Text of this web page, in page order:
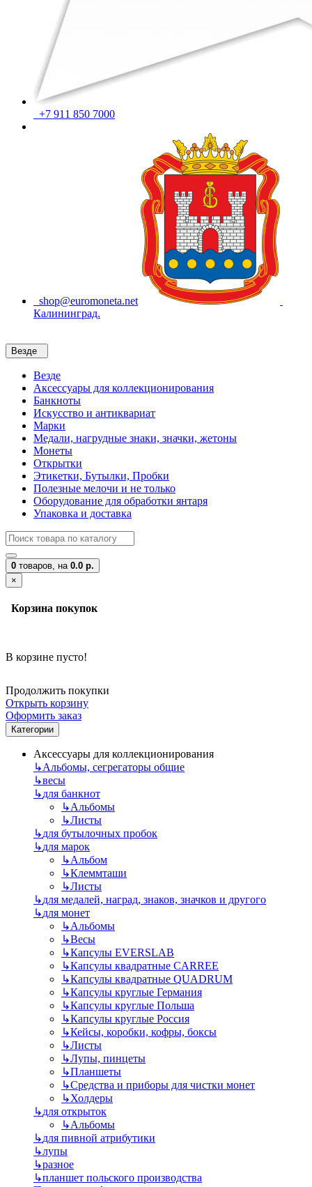
+7 911 850 7000
shop@euromoneta.net
Калининград.
Везде
Везде
Аксессуары для коллекционирования
Банкноты
Искусство и антиквариат
Марки
Медали, нагрудные знаки, значки, жетоны
Монеты
Открытки
Этикетки, Бутылки, Пробки
Полезные мелочи и не только
Оборудование для обработки янтаря
Упаковка и доставка
0 товаров, на 0.0 р.
×
Корзина покупок
В корзине пусто!
Продолжить покупки
Открыть корзину
Оформить заказ
Категории
Аксессуары для коллекционирования
↳Альбомы, сегрегаторы общие
↳весы
↳для банкнот
↳Альбомы
↳Листы
↳для бутылочных пробок
↳для марок
↳Альбом
↳Клеммташи
↳Листы
↳для медалей, наград, знаков, значков и другого
↳для монет
↳Альбомы
↳Весы
↳Капсулы EVERSLAB
↳Капсулы квадратные CARREE
↳Капсулы квадратные QUADRUM
↳Капсулы круглые Германия
↳Капсулы круглые Польша
↳Капсулы круглые Россия
↳Кейсы, коробки, кофры, боксы
↳Листы
↳Лупы, пинцеты
↳Планшеты
↳Средства и приборы для чистки монет
↳Холдеры
↳для открыток
↳Альбомы
↳для пивной атрибутики
↳лупы
↳разное
↳планшет польского производства